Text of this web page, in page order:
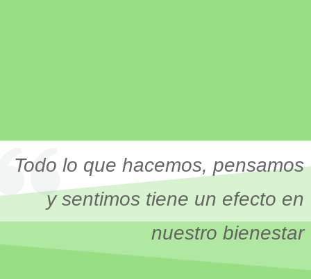
Todo lo que hacemos, pensamos
y sentimos tiene un efecto en
nuestro bienestar